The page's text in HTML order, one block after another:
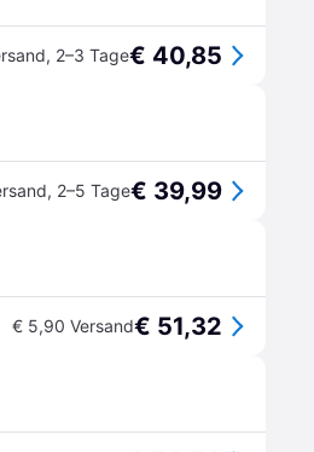
, 2–3 Tage€ 40,85
, 2–5 Tage€ 39,99
€ 5,90 Versand€ 51,32